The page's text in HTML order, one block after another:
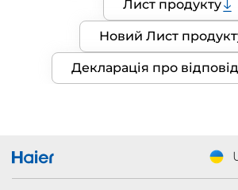
Лист продукту
Новий Лист
Декларація про